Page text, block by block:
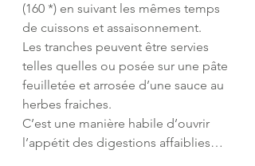
(160 *) en suivant les mêmes temps
de cuissons et assaisonnement.
Les tranches peuvent être servies
telles quelles ou posée sur une pâte
feuilletée et arrosée d’une sauce au
herbes fraiches.
C’est une manière habile d’ouvrir
l’appétit des digestions affaiblies…